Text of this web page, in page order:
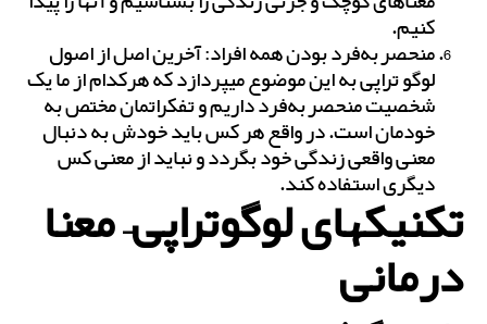
کنیم.
منحصربه‌فرد بودن همه افراد: آخرین اصل از اصول
لوگو تراپی به این موضوع می‎پردازد که هرکدام از ما یک
شخصیت منحصربه‌فرد داریم و تفکراتمان مختص به
خودمان است. در واقع هر کس باید خودش به دنبال
معنی واقعی زندگی خود بگردد و نباید از معنی کس
دیگری استفاده کند.
تکنیک‎های لوگوتراپی– معنا
درمانی